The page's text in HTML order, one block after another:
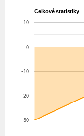
Celkové statistiky
-30
-20
-10
0
10